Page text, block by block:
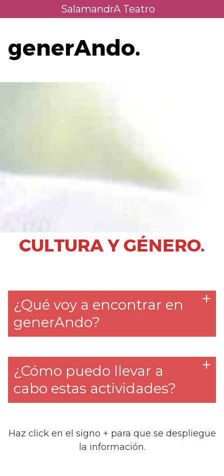
al
SalamandrA Teatro
generAndo.
CULTURA Y GÉNERO.
¿Qué voy a encontrar en
generAndo?
¿Cómo puedo llevar a
cabo estas actividades?
Haz click en el signo + para que se despliegue
la información.